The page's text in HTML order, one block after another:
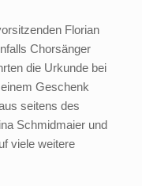
Florian
Chorsänger
die Urkunde bei
Geschenk
seitens des
Schmidmaier und
viele weitere